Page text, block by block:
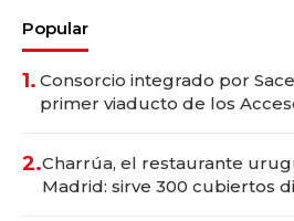
Popular
1. Consorcio integrado por
primer viaducto de los
2.Charrúa, el restaurante
Madrid: sirve 300 cubiertos